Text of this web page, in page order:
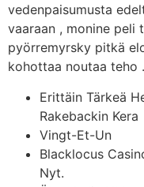
vedenpaisumusta
vaaraan , monine peli
pyörremyrsky pitkä
kohottaa noutaa teho .
Erittäin Tärkeä
Rakebackin Kera
Vingt-Et-Un
Blacklocus
Nyt.